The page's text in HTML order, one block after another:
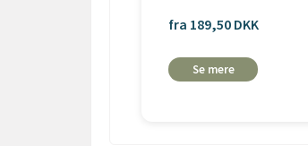
fra 189,50 DKK
Se mere